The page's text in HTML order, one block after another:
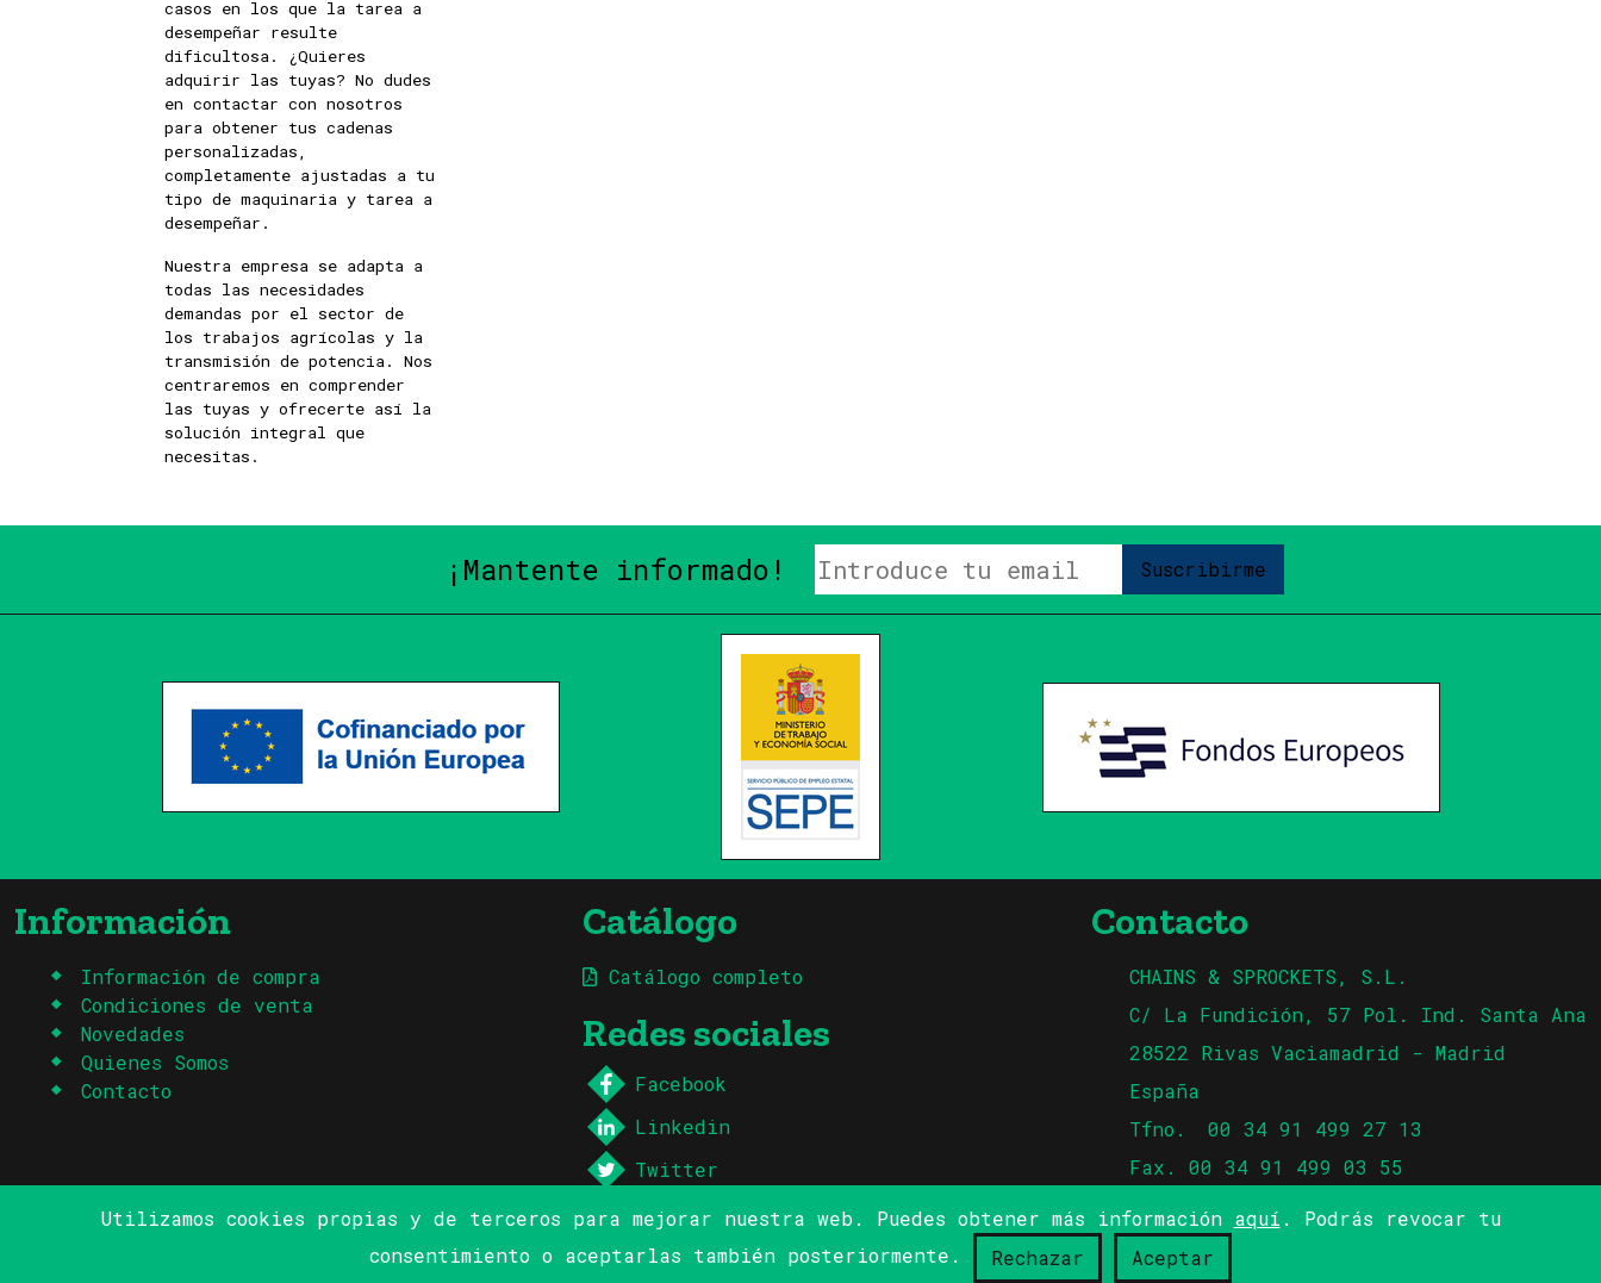
casos en los que la tarea a
desempeñar resulte
dificultosa. ¿Quieres
adquirir las tuyas? No dudes
en contactar con nosotros
para obtener tus cadenas
personalizadas,
completamente ajustadas a tu
tipo de maquinaria y tarea a
desempeñar.
Nuestra empresa se adapta a
todas las necesidades
demandas por el sector de
los trabajos agrícolas y la
transmisión de potencia. Nos
centraremos en comprender
las tuyas y ofrecerte así la
solución integral que
necesitas.
¡Mantente informado! Suscribirme
Información
Información de compra
Condiciones de venta
Novedades
Quienes Somos
Contacto
Catálogo
Catálogo completo
Redes sociales
Facebook
Linkedin
Twitter
Contacto
CHAINS & SPROCKETS, S.L.
C/ La Fundición, 57 Pol. Ind. Santa Ana
28522 Rivas Vaciamadrid - Madrid
España
Tfno.
00 34 91 499 27 13
Fax. 00 34 91 499 03 55
Email info@chainsandsprockets.es
© Copyright Chains & Sprockets, S.L. Aviso legal y política de privacidad Política de cookies
Utilizamos cookies propias y de terceros para mejorar nuestra web. Puedes obtener más información aquí . Podrás revocar tu
consentimiento o aceptarlas también posteriormente.
Rechazar Aceptar